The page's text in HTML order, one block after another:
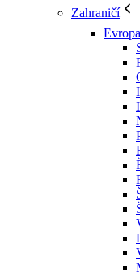
Zahraničí
Evropa